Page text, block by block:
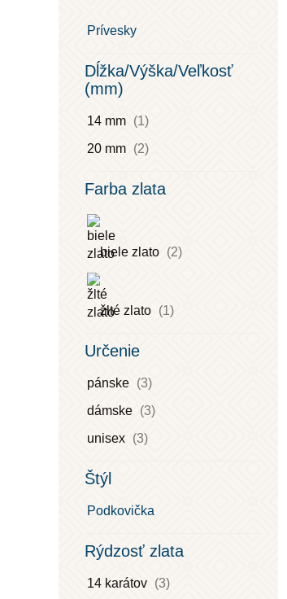
Prívesky
Dĺžka/Výška/Veľkosť
(mm)
14 mm (1)
20 mm (2)
Farba zlata
biele zlato (2)
žlté zlato (1)
Určenie
pánske (3)
dámske (3)
unisex (3)
Štýl
Podkovička
Rýdzosť zlata
14 karátov (3)